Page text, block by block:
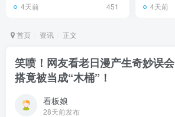
4天前 451 4天前
首页 资讯 正文
笑喷！网友看老日漫产生奇妙误
搭竟被当成“木桶”！
看板娘
28天前发布